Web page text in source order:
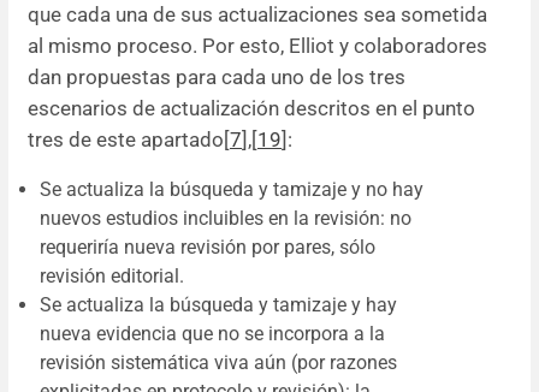
que cada una de sus actualizaciones sea sometida
al mismo proceso. Por esto, Elliot y colaboradores
dan propuestas para cada uno de los tres
escenarios de actualización descritos en el punto
tres de este apartado[7],[19]:
Se actualiza la búsqueda y tamizaje y no hay
nuevos estudios incluibles en la revisión: no
requeriría nueva revisión por pares, sólo
revisión editorial.
Se actualiza la búsqueda y tamizaje y hay
nueva evidencia que no se incorpora a la
revisión sistemática viva aún (por razones